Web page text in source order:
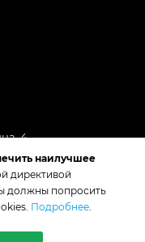
наилучшее
директивой
должны попросить
Подробнее.
4